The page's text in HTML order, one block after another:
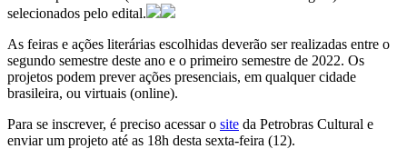
selecionados pelo edital.
As feiras e ações literárias escolhidas deverão ser realizadas entre o
segundo semestre deste ano e o primeiro semestre de 2022. Os
projetos podem prever ações presenciais, em qualquer cidade
brasileira, ou virtuais (online).
Para se inscrever, é preciso acessar o site da Petrobras Cultural e
enviar um projeto até as 18h desta sexta-feira (12).